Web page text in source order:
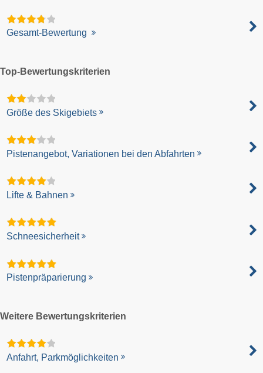
Gesamt-Bewertung
Top-Bewertungskriterien
Größe des Skigebiets
Pistenangebot, Variationen bei den Abfahrten
Lifte & Bahnen
Schneesicherheit
Pistenpräparierung
Weitere Bewertungskriterien
Anfahrt, Parkmöglichkeiten